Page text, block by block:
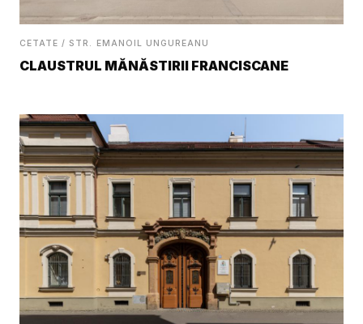
CETATE / STR. EMANOIL UNGUREANU
CLAUSTRUL MĂNĂSTIRII FRANCISCANE